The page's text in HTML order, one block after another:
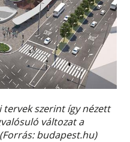
tervek szerint így nézett
változat a
budapest.hu)